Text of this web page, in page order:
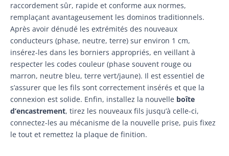
raccordement sûr, rapide et conforme aux normes,
remplaçant avantageusement les dominos traditionnels.
Après avoir dénudé les extrémités des nouveaux
conducteurs (phase, neutre, terre) sur environ 1 cm,
insérez-les dans les borniers appropriés, en veillant à
respecter les codes couleur (phase souvent rouge ou
marron, neutre bleu, terre vert/jaune). Il est essentiel de
s’assurer que les fils sont correctement insérés et que la
connexion est solide. Enfin, installez la nouvelle boîte
d’encastrement, tirez les nouveaux fils jusqu’à celle-ci,
connectez-les au mécanisme de la nouvelle prise, puis fixez
le tout et remettez la plaque de finition.